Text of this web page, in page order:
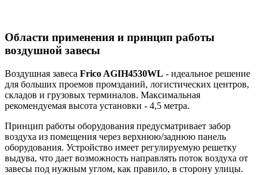
Области применения и принцип работы
воздушной завесы
Воздушная завеса Frico AGIH4530WL - идеальное решение
для больших проемов промзданий, логистических центров,
складов и грузовых терминалов. Максимальная
рекомендуемая высота установки - 4,5 метра.
Принцип работы оборудования предусматривает забор
воздуха из помещения через верхнюю/заднюю панель
оборудования. Устройство имеет регулируемую решетку
выдува, что дает возможность направлять поток воздуха от
завесы под нужным углом, как правило, в сторону улицы.